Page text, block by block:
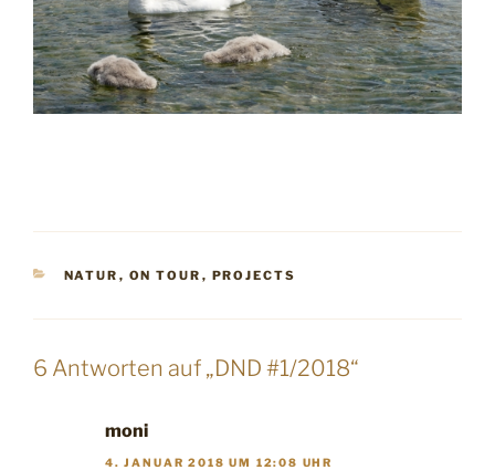
KATEGORIEN
NATUR , ON TOUR , PROJECTS
6 Antworten auf „DND #1/2018“
moni
4. JANUAR 2018 UM 12:08 UHR